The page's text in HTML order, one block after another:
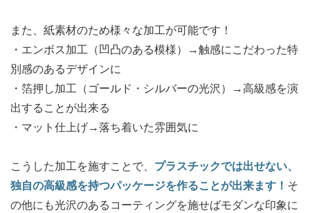
また、紙素材のため様々な加工が可能です！
・エンボス加工（凹凸のある模様）→触感にこだわった特
別感のあるデザインに
・箔押し加工（ゴールド・シルバーの光沢）→高級感を演
出することが出来る
・マット仕上げ→落ち着いた雰囲気に
こうした加工を施すことで、 プラスチックでは出せない、
独自の高級感を持つパッケージを作ることが出来ます！ そ
の他にも光沢のあるコーティングを施せばモダンな印象に